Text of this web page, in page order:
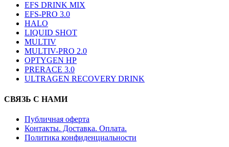
EFS DRINK MIX
EFS-PRO 3.0
HALO
LIQUID SHOT
MULTIV
MULTIV-PRO 2.0
OPTYGEN HP
PRERACE 3.0
ULTRAGEN RECOVERY DRINK
СВЯЗЬ С НАМИ
Публичная оферта
Контакты. Доставка. Оплата.
Политика конфиденциальности